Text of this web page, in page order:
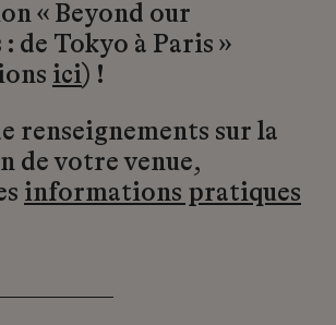
« Beyond our
de Tokyo à Paris »
ici) !
renseignements sur la
de votre venue,
informations pratiques